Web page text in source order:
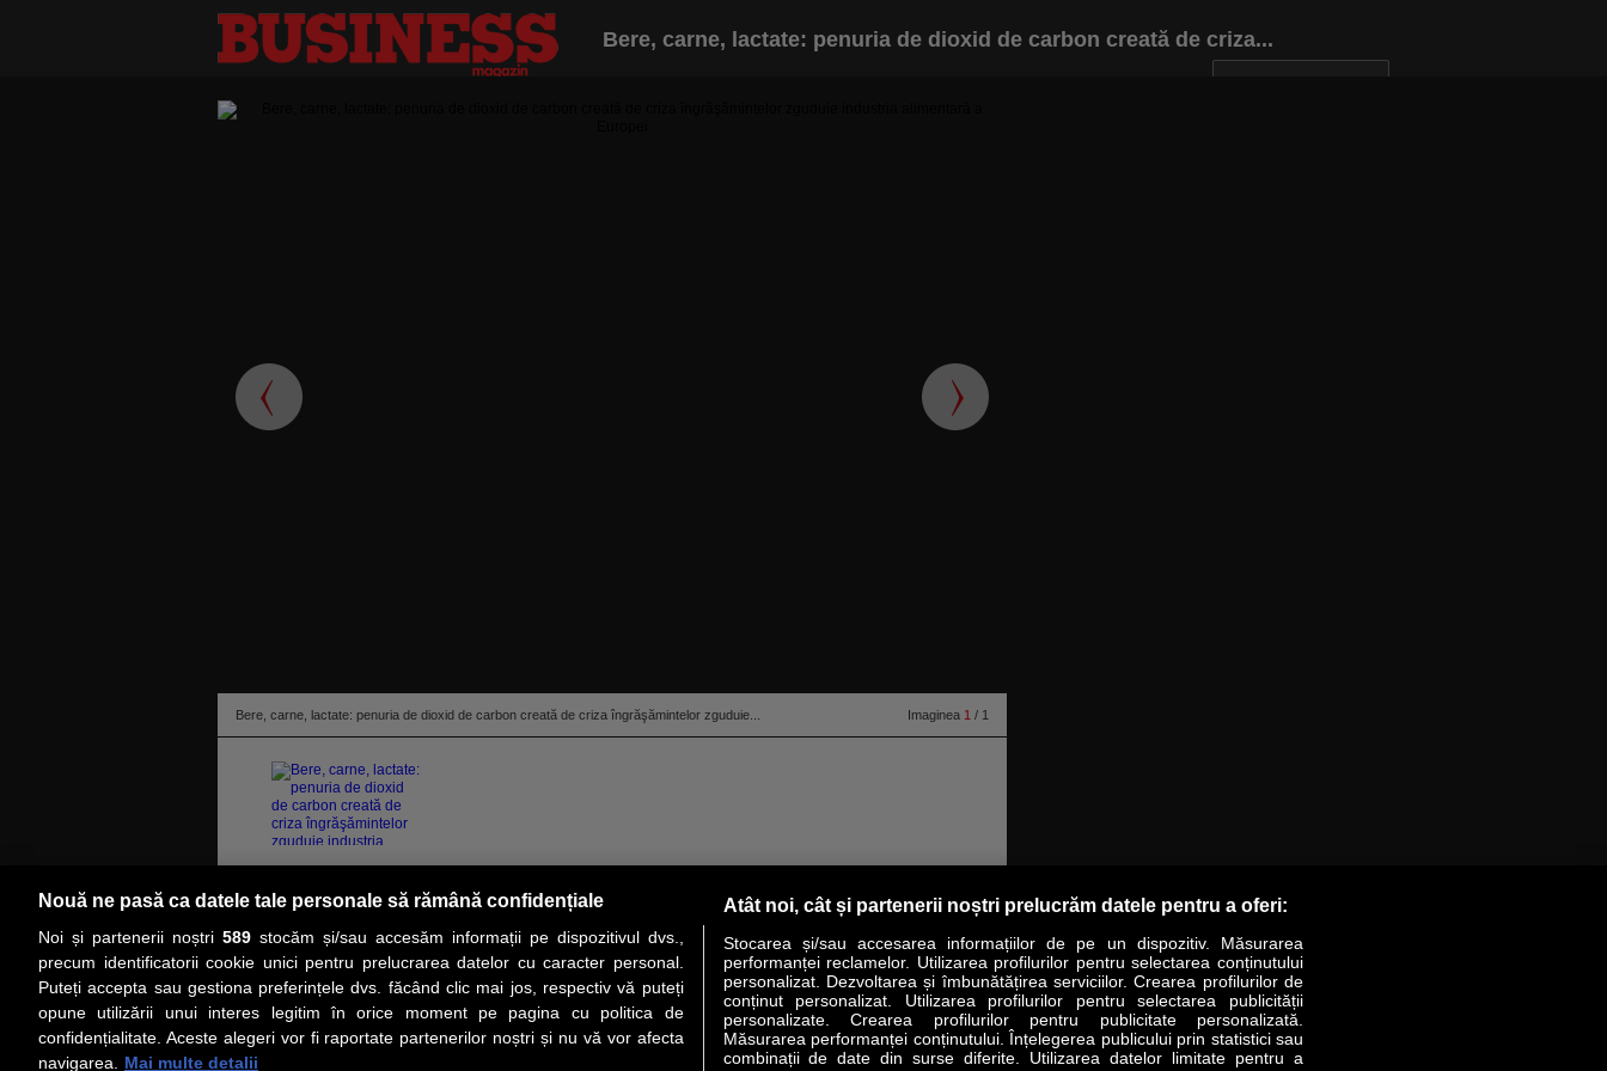
Bere, carne, lactate: penuria de dioxid de carbon creată de criza...
Bere, carne, lactate: penuria de dioxid de carbon creată de criza îngrăşămintelor zguduie... Imaginea 1 / 1
Criza energetică din Europa pune la pământ companii după com­panii din sectorul îngrăşămintelor, provocând probleme
majore pentru fermieri, producători de alimente şi, spre groaza proprietarilor de baruri, producători de bere, scrie Politico.
citeşte toată ştirea
PRIMA PAGINĂ COVER STORY LIDERI ANALIZE HI-TECH MEET THE CEO LIFESTYLE SPECIAL OPINII
Social Servicii Revista Business Magazin
Nouă ne pasă ca datele tale personale să rămână confidențiale
Noi și partenerii noștri 589stocăm și/sau accesăm informații pe dispozitivul dvs.,
precum identificatorii cookie unici pentru prelucrarea datelor cu caracter personal.
Puteți accepta sau gestiona preferințele dvs. făcând clic mai jos, respectiv vă puteți
opune utilizării unui interes legitim în orice moment pe pagina cu politica de
confidențialitate. Aceste alegeri vor fi raportate partenerilor noștri și nu vă vor afecta
navigarea.
Mai multe detalii
Atât noi, cât și partenerii noștri prelucrăm datele pentru a oferi:
Stocarea și/sau accesarea informațiilor de pe un dispozitiv. Măsurarea
performanței reclamelor. Utilizarea profilurilor pentru selectarea conținutului
personalizat. Dezvoltarea și îmbunătățirea serviciilor. Crearea profilurilor de
conținut personalizat. Utilizarea profilurilor pentru selectarea publicității
personalizate. Crearea profilurilor pentru publicitate personalizată.
Măsurarea performanței conținutului. Înțelegerea publicului prin statistici sau
combinații de date din surse diferite. Utilizarea datelor limitate pentru a